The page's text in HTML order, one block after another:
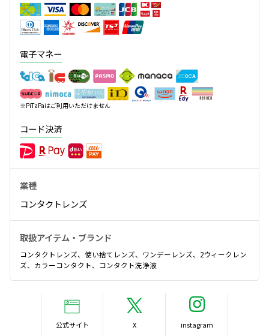
電子マネー
※PiTaPaはご利用いただけません
コード決済
業種
コンタクトレンズ
取扱アイテム・ブランド
コンタクトレンズ、使い捨てレンズ、ワンデーレンズ、2ウィークレン
ズ、カラーコンタクト、コンタクト洗浄液
公式サイト